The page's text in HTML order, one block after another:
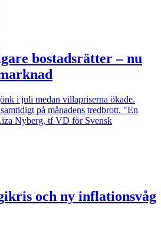
bostadsrätter – nu
i juli medan villapriserna ökade.
på månadens tredbrott. "En
Nyberg, tf VD för Svensk
och ny inflationsvåg